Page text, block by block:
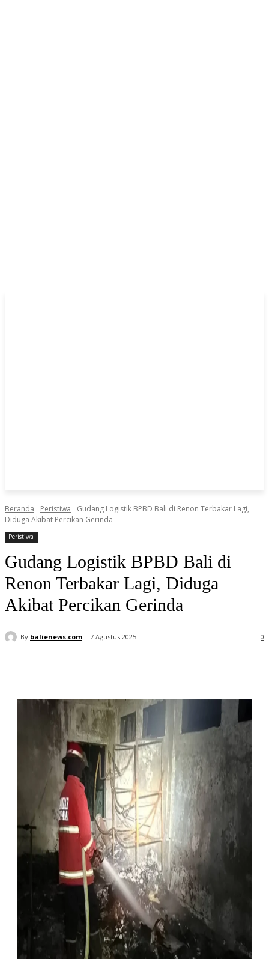
Beranda Peristiwa
Gudang Logistik BPBD Bali di Renon Terbakar Lagi,
Diduga Akibat Percikan Gerinda
Peristiwa
Gudang Logistik BPBD Bali di
Renon Terbakar Lagi, Diduga
Akibat Percikan Gerinda
By balienews.com 7 Agustus 2025 0